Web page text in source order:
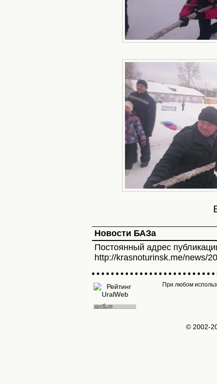
Новости БАЗа
Постоянный адрес
http://krasnoturinsk.me/news/
При любом
© 2002-